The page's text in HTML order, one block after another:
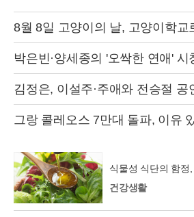
8월 8일 고양이의 날, 고양이학교
박은빈·양세종의 '오싹한 연애' 시
김정은, 이설주·주애와 전승절 공
그랑 콜레오스 7만대 돌파, 이유
식물성 식단의 함정
건강생활